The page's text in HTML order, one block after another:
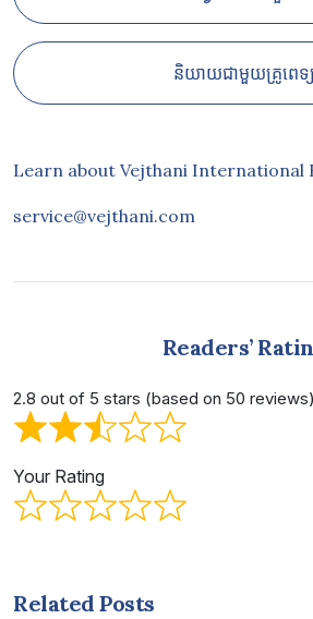
និយាយជាមួយគ្រូពេទ្យ
Learn about Vejthani International
service@vejthani.com
Readers’
2.8 out of 5 stars (based on 50 reviews)
Your Rating
Related Posts